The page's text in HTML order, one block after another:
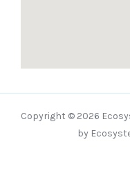
Copyright © 2026
by